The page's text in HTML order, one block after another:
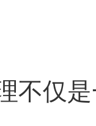
不仅